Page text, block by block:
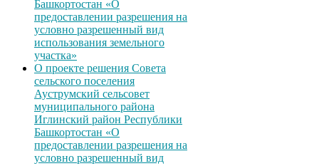
Башкортостан «О
предоставлении разрешения на
условно разрешенный вид
использования земельного
участка»
О проекте решения Совета
сельского поселения
Ауструмский сельсовет
муниципального района
Иглинский район Республики
Башкортостан «О
предоставлении разрешения на
условно разрешенный вид